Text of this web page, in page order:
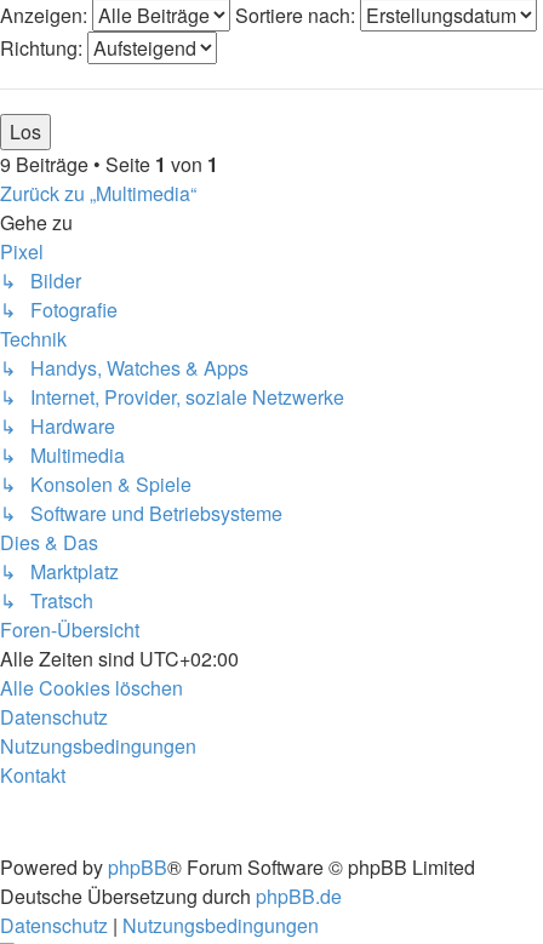
Anzeigen:
Sortiere nach:
Richtung:
9 Beiträge • Seite 1 von 1
Zurück zu „Multimedia“
Gehe zu
Pixel
↳ Bilder
↳ Fotografie
Technik
↳ Handys, Watches & Apps
↳ Internet, Provider, soziale Netzwerke
↳ Hardware
↳ Multimedia
↳ Konsolen & Spiele
↳ Software und Betriebsysteme
Dies & Das
↳ Marktplatz
↳ Tratsch
Foren-Übersicht
Alle Zeiten sind UTC+02:00
Alle Cookies löschen
Datenschutz
Nutzungsbedingungen
Kontakt
Powered by phpBB® Forum Software © phpBB Limited
Deutsche Übersetzung durch phpBB.de
Datenschutz | Nutzungsbedingungen